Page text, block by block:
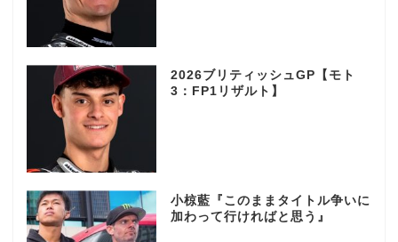
2026ブリティッシュGP【モト
3：FP1リザルト】
小椋藍『このままタイトル争いに
加わって行ければと思う』